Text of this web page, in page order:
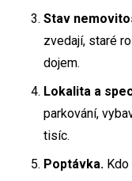
Stav
zvedají, staré
dojem.
Lokalita a
parkování,
tisíc.
Poptávka.